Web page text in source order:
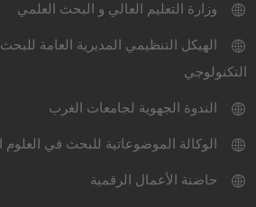
وزارة التعليم العالي و البحث العلمي
الهيكل التنظيمي المديرية العامة
التكنولوجي
الندوة الجهوية لجامعات الغرب
الوكالة الموضوعاتية للبحث في العلوم
حاضنة الأعمال الرقمية